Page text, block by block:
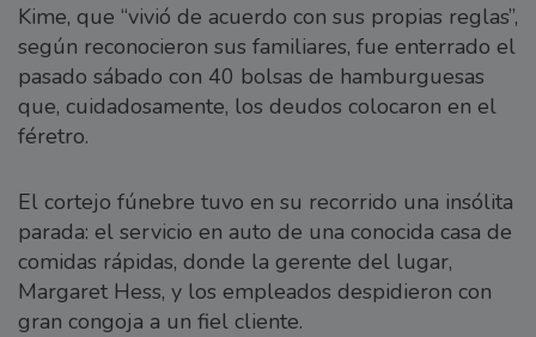
Kime, que “vivió de acuerdo con sus propias reglas”,
según reconocieron sus familiares, fue enterrado el
pasado sábado con 40 bolsas de hamburguesas
que, cuidadosamente, los deudos colocaron en el
féretro.
El cortejo fúnebre tuvo en su recorrido una insólita
parada: el servicio en auto de una conocida casa de
comidas rápidas, donde la gerente del lugar,
Margaret Hess, y los empleados despidieron con
gran congoja a un fiel cliente.